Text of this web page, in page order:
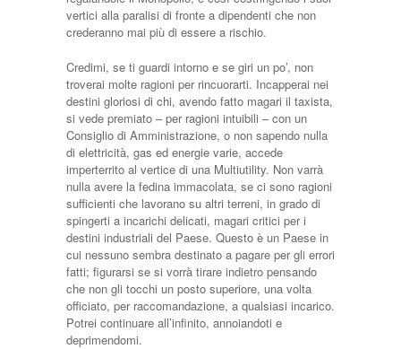
vertici alla paralisi di fronte a dipendenti che non
crederanno mai più di essere a rischio.
Credimi, se ti guardi intorno e se giri un po’, non
troverai molte ragioni per rincuorarti. Incapperai nei
destini gloriosi di chi, avendo fatto magari il taxista,
si vede premiato – per ragioni intuibili – con un
Consiglio di Amministrazione, o non sapendo nulla
di elettricità, gas ed energie varie, accede
imperterrito al vertice di una Multiutility. Non varrà
nulla avere la fedina immacolata, se ci sono ragioni
sufficienti che lavorano su altri terreni, in grado di
spingerti a incarichi delicati, magari critici per i
destini industriali del Paese. Questo è un Paese in
cui nessuno sembra destinato a pagare per gli errori
fatti; figurarsi se si vorrà tirare indietro pensando
che non gli tocchi un posto superiore, una volta
officiato, per raccomandazione, a qualsiasi incarico.
Potrei continuare all’infinito, annoiandoti e
deprimendomi.